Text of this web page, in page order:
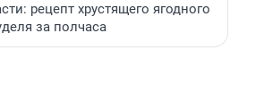
рецепт хрустящего ягодного
за полчаса